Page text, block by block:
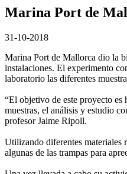
Marina Port de
31-10-2018
Marina Port de Mallorca dio la
instalaciones. El experimento
laboratorio las diferentes
“El objetivo de este proyecto es
muestras, el análisis y estudio
profesor Jaime Ripoll.
Utilizando diferentes materiales
algunas de las trampas para